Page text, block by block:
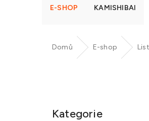
E-SHOP KAMISHIBAI
Domů E-shop
Kategorie